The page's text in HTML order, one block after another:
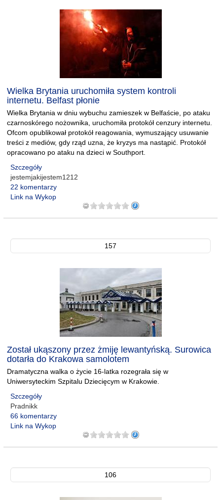
Wielka Brytania uruchomiła system kontroli
internetu. Belfast płonie
Wielka Brytania w dniu wybuchu zamieszek w Belfaście, po ataku
czarnoskórego nożownika, uruchomiła protokół cenzury internetu.
Ofcom opublikował protokół reagowania, wymuszający usuwanie
treści z mediów, gdy rząd uzna, że kryzys ma nastąpić. Protokół
opracowano po ataku na dzieci w Southport.
Szczegóły
jestemjakijestem1212
22 komentarzy
Link na Wykop
157
Został ukąszony przez żmiję lewantyńską. Surowica
dotarła do Krakowa samolotem
Dramatyczna walka o życie 16-latka rozegrała się w
Uniwersyteckim Szpitalu Dziecięcym w Krakowie.
Szczegóły
Pradnikk
66 komentarzy
Link na Wykop
106